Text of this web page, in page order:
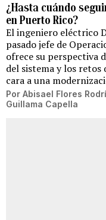
¿Hasta cuándo
en Puerto Rico?
El ingeniero eléctrico
pasado jefe de
ofrece su perspectiva
del sistema y los retos
cara a una
Por Abisael Flores
Guillama Capella